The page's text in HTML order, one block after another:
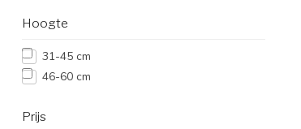
Hoogte
31-45 cm
46-60 cm
Prijs